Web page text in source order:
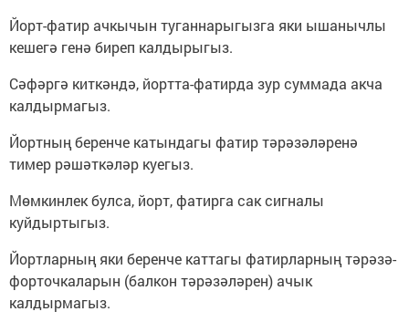
Йорт-фатир ачкычын туганнарыгызга яки ышанычлы
кешегә генә биреп калдырыгыз.
Сәфәргә киткәндә, йортта-фатирда зур суммада акча
калдырмагыз.
Йортның беренче катындагы фатир тәрәзәләренә
тимер рәшәткәләр куегыз.
Мөмкинлек булса, йорт, фатирга сак сигналы
куйдыртыгыз.
Йортларның яки беренче каттагы фатирларның тәрәзә-
форточкаларын (балкон тәрәзәләрен) ачык
калдырмагыз.